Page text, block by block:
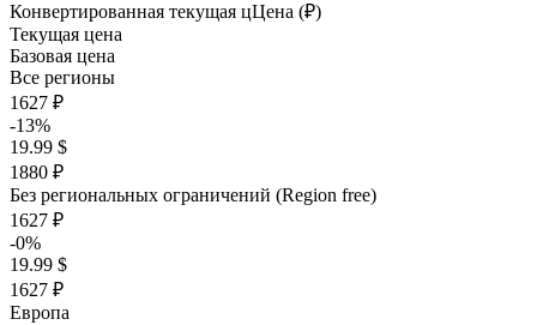
Конвертированная текущая цЦена (₽)
Текущая цена
Базовая цена
Все регионы
1627 ₽
-13%
19.99 $
1880 ₽
Без региональных ограничений (Region free)
1627 ₽
-0%
19.99 $
1627 ₽
Европа